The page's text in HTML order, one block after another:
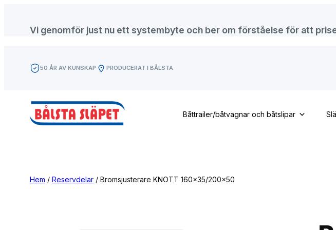
innehåll
Vi genomför just nu ett systembyte och ber om förståelse för att
50 ÅR AV KUNSKAP PRODUCERAT I BÅLSTA
Båttrailer/båtvagnar och båtslipar
Hem / Reservdelar / Bromsjusterare KNOTT 160×35/200×50